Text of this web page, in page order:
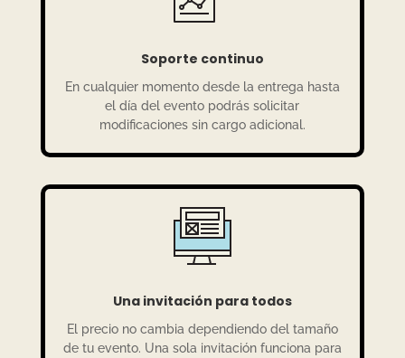
Soporte continuo
En cualquier momento desde la entrega hasta
el día del evento podrás solicitar
modificaciones sin cargo adicional.
Una invitación para todos
El precio no cambia dependiendo del tamaño
de tu evento. Una sola invitación funciona para